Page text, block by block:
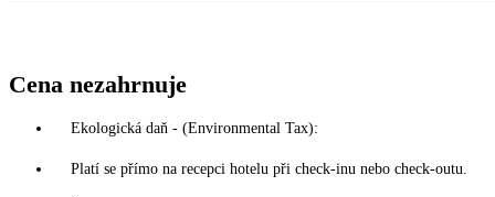
Cena nezahrnuje
Ekologická daň - (Environmental Tax):
Platí se přímo na recepci hotelu při check-inu nebo check-outu.